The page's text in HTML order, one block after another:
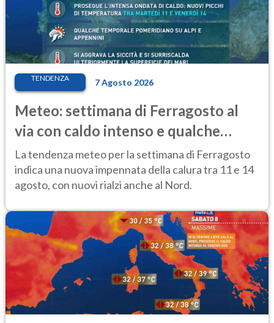
TENDENZA 7 Agosto 2026
Meteo: settimana di Ferragosto al
via con caldo intenso e qualche
temporale
La tendenza meteo per la settimana di Ferragosto
indica una nuova impennata della calura tra 11 e 14
agosto, con nuovi rialzi anche al Nord.